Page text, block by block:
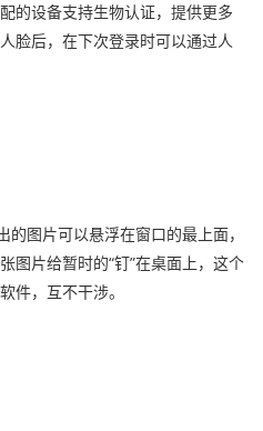
的设备支持生物认证，提供更多
脸后，在下次登录时可以通过人
的图片可以悬浮在窗口的最上面，
图片给暂时的“钉”在桌面上，这个
件，互不干涉。